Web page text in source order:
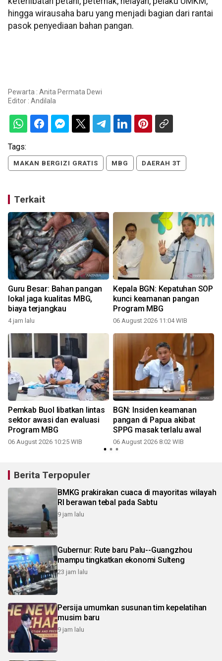
hingga wirausaha baru yang menjadi bagian dari rantai
pasok penyediaan bahan pangan.
Pewarta : Anita Permata Dewi
Editor : Andilala
Tags:
MAKAN BERGIZI GRATIS MBG DAERAH 3T
Terkait
Guru Besar: Bahan pangan
lokal jaga kualitas MBG,
biaya terjangkau
4 jam lalu
Kepala BGN: Kepatuhan SOP
kunci keamanan pangan
Program MBG
06 August 2026 11:04 WIB
Pemkab Buol libatkan lintas
sektor awasi dan evaluasi
Program MBG
06 August 2026 10:25 WIB
BGN: Insiden keamanan
pangan di Papua akibat
SPPG masak terlalu awal
06 August 2026 8:02 WIB
Berita Terpopuler
BMKG prakirakan cuaca di mayoritas wilayah
RI berawan tebal pada Sabtu
9 jam lalu
Gubernur: Rute baru Palu--Guangzhou
mampu tingkatkan ekonomi Sulteng
23 jam lalu
Persija umumkan susunan tim kepelatihan
musim baru
9 jam lalu